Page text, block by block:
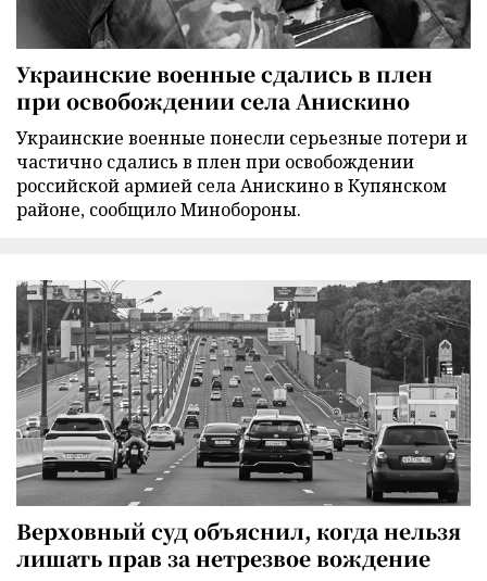
Украинские военные сдались в плен
при освобождении села Анискино
Украинские военные понесли серьезные потери и
частично сдались в плен при освобождении
российской армией села Анискино в Купянском
районе, сообщило Минобороны.
Верховный суд объяснил, когда нельзя
лишать прав за нетрезвое вождение